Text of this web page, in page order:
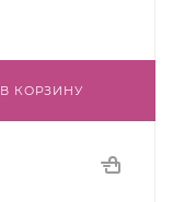
В КОРЗИНУ